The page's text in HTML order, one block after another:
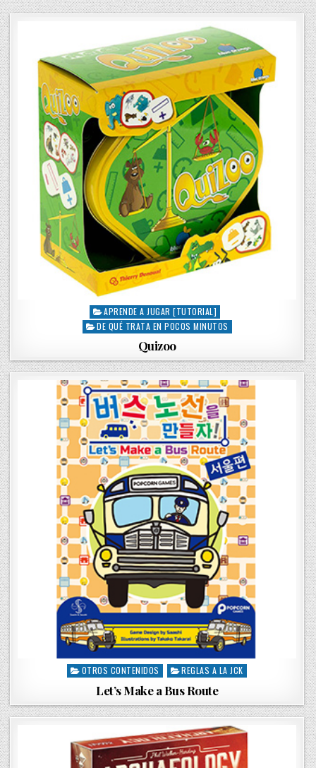
P
o
e
d
i
n
APRENDE A JUGAR [TUTORIAL]
DE QUÉ TRATA EN POCOS MINUTOS
Quizoo
P
t
d
OTROS CONTENIDOS REGLAS A LA JCK
Let’s Make a Bus Route